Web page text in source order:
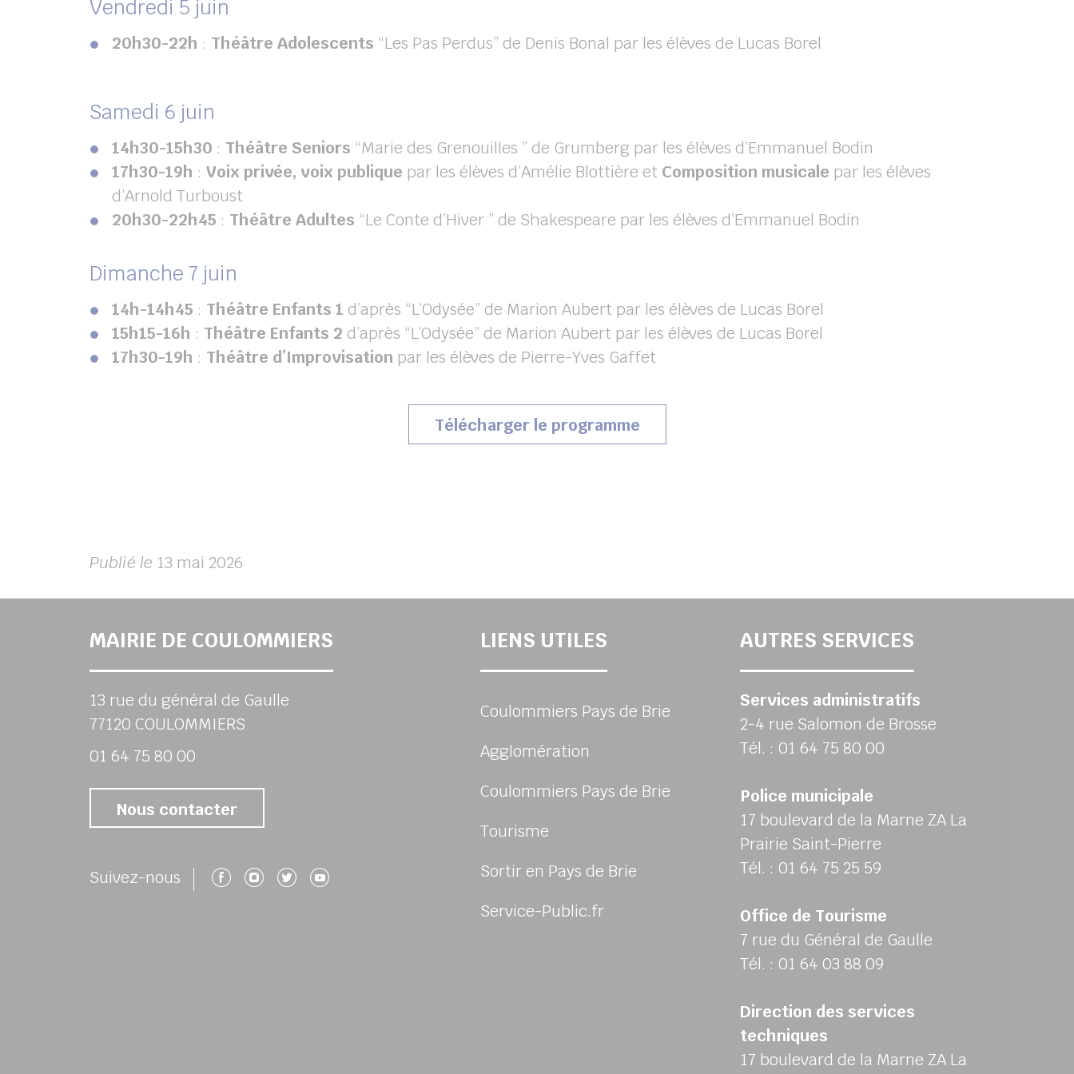
Vendredi 5 juin
20h30-22h : Théâtre Adolescents “Les Pas Perdus” de Denis Bonal par les élèves de Lucas Borel
Samedi 6 juin
14h30-15h30 : Théâtre Seniors “Marie des Grenouilles ” de Grumberg par les élèves d’Emmanuel Bodin
17h30-19h : Voix privée, voix publique par les élèves d’Amélie Blottière et Composition musicale par les élèves
d’Arnold Turboust
20h30-22h45 : Théâtre Adultes “Le Conte d’Hiver ” de Shakespeare par les élèves d’Emmanuel Bodin
Dimanche 7 juin
14h-14h45 : Théâtre Enfants 1 d’après “L’Odysée” de Marion Aubert par les élèves de Lucas Borel
15h15-16h : Théâtre Enfants 2 d’après “L’Odysée” de Marion Aubert par les élèves de Lucas Borel
17h30-19h : Théâtre d’Improvisation par les élèves de Pierre-Yves Gaffet
Télécharger le programme(s’ouvrira dans une nouvelle fenêtre)
Publié le 13 mai 2026
MAIRIE DE COULOMMIERS
13 rue du général de Gaulle
77120 COULOMMIERS
01 64 75 80 00
Nous contacter
Suivez-nous Suivez-nous sur Facebook
Suivez-nous sur Instagram
Suivez-nous sur Twitter
Suivez-nous sur Youtube
LIENS UTILES
Coulommiers Pays de Brie
Agglomération
Coulommiers Pays de Brie
Tourisme
Sortir en Pays de Brie
Service-Public.fr
AUTRES SERVICES
Services administratifs
2-4 rue Salomon de Brosse
Tél. : 01 64 75 80 00
Police municipale
17 boulevard de la Marne ZA La
Prairie Saint-Pierre
Tél. : 01 64 75 25 59
Office de Tourisme
7 rue du Général de Gaulle
Tél. : 01 64 03 88 09
Direction des services
techniques
17 boulevard de la Marne ZA La